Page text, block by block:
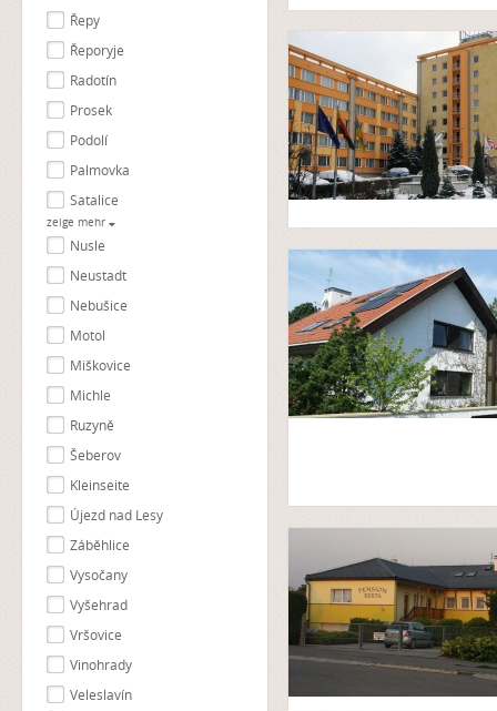
Řepy
Řeporyje
Radotín
Prosek
Podolí
Palmovka
Satalice
zeige mehr
Nusle
Neustadt
Nebušice
Motol
Miškovice
Michle
Ruzyně
Šeberov
Kleinseite
Újezd nad Lesy
Záběhlice
Vysočany
Vyšehrad
Vršovice
Vinohrady
Veleslavín